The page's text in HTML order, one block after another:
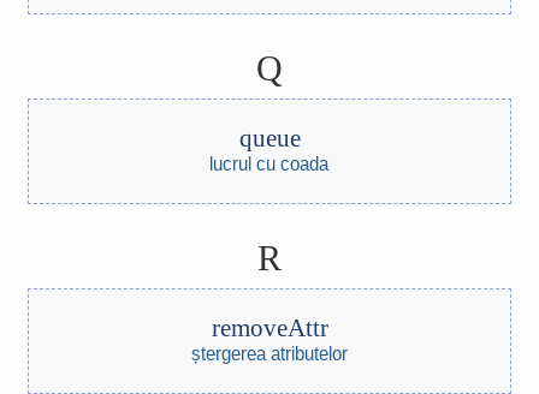
Q
queue
lucrul cu coada
R
removeAttr
ștergerea atributelor